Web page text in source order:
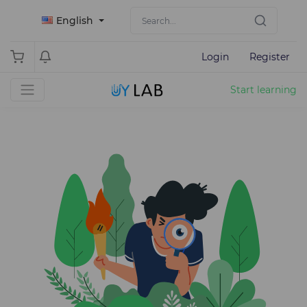
English
Login Register
Start learning